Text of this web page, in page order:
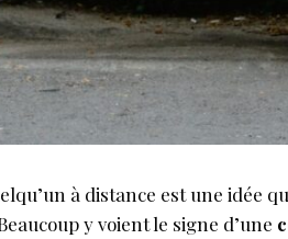
à distance est une idée
y voient le signe d’une